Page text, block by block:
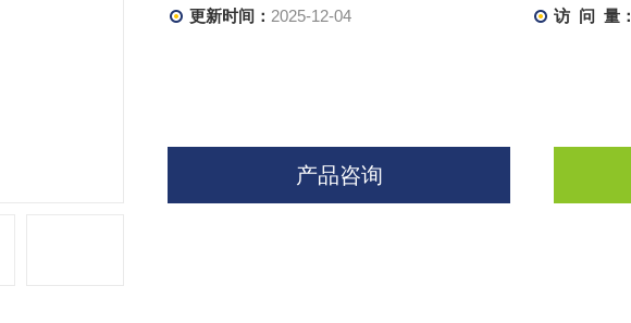
更新时间： 2025-12-04 访 问 量：
产品咨询